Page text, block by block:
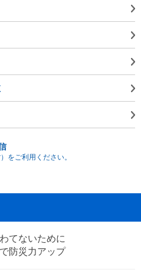
をご利用ください。
てないために
防災力アップ